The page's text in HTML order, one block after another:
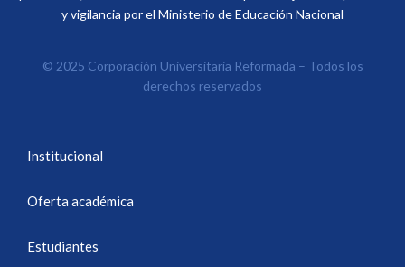
y vigilancia por el Ministerio de Educación Nacional
© 2025 Corporación Universitaria Reformada – Todos los
derechos reservados
Institucional
Oferta académica
Estudiantes